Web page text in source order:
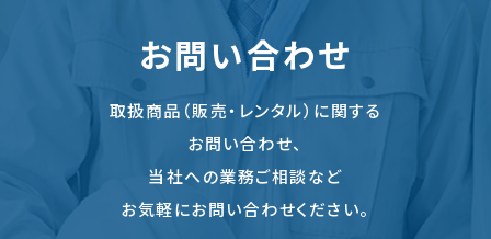
お問い合わせ
取扱商品（販売・レンタル）に関する
お問い合わせ、
当社への業務ご相談など
お気軽にお問い合わせください。